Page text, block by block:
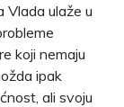
Vlada ulaže u
koji nemaju
ipak
ali svoju